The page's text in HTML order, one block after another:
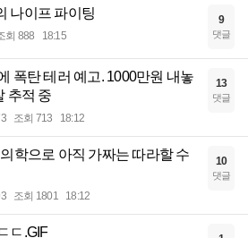
나이프 파이팅
회 888 18:15
9
댓글
폭탄 테러 예고. 1000만원 내놓
추적 중
조회 713 18:12
13
댓글
학으로 아직 가짜는 따라할 수
조회 1801 18:12
10
댓글
ㄷ.GIF